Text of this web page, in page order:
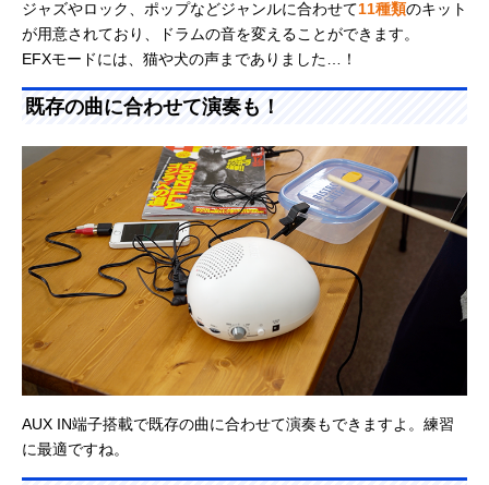
ジャズやロック、ポップなどジャンルに合わせて11種類のキット
が用意されており、ドラムの音を変えることができます。
EFXモードには、猫や犬の声までありました…！
既存の曲に合わせて演奏も！
AUX IN端子搭載で既存の曲に合わせて演奏もできますよ。練習
に最適ですね。